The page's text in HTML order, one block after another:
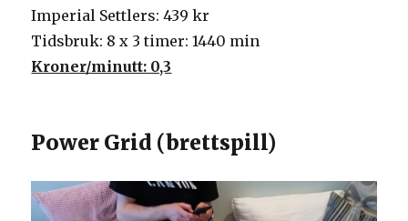
Imperial Settlers: 439 kr
Tidsbruk: 8 x 3 timer: 1440 min
Kroner/minutt: 0,3
Power Grid (brettspill)